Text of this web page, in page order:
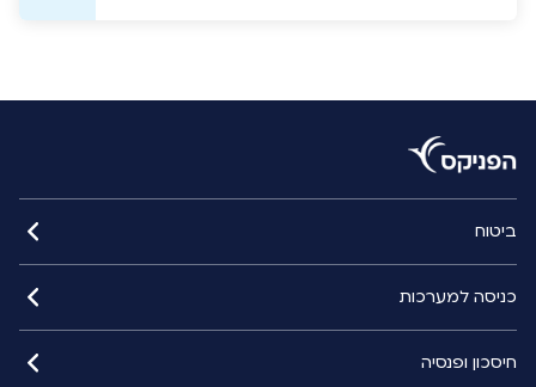
ביטוח
כניסה למערכות
חיסכון ופנסיה